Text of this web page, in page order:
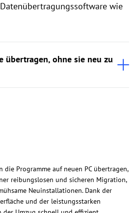
wie
übertragen, ohne sie neu zu
die Programme auf neuen PC übertragen,
reibungslosen und sicheren Migration,
Neuinstallationen. Dank der
und der leistungsstarken